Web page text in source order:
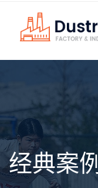
经典案例